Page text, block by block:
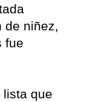
de niñez,
fue
lista que